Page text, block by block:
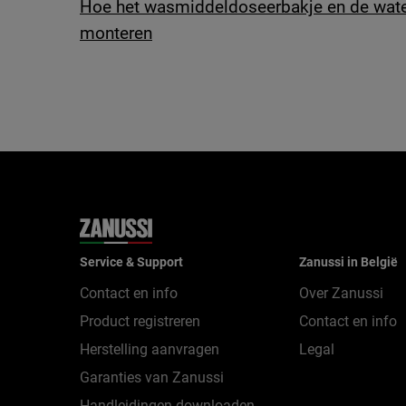
Hoe het wasmiddeldoseerbakje en de
monteren
Service & Support
Contact en info
Product registreren
Herstelling aanvragen
Garanties van Zanussi
Zanussi in België
Over Zanussi
Contact en info
Legal